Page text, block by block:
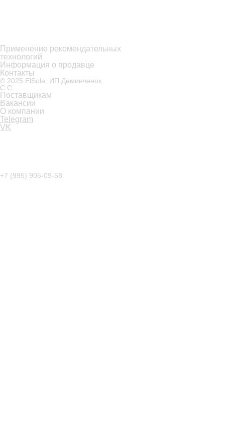
Применение рекомендательных
технологий
Информация о продавце
Контакты
© 2025 ElSola. ИП Деминченок
С.С.
Поставщикам
Вакансии
О компании
Telegram
VK
+7 (995) 905-09-58